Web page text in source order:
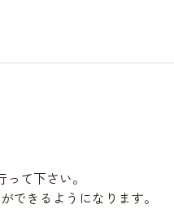
て下さい。
できるようになります。